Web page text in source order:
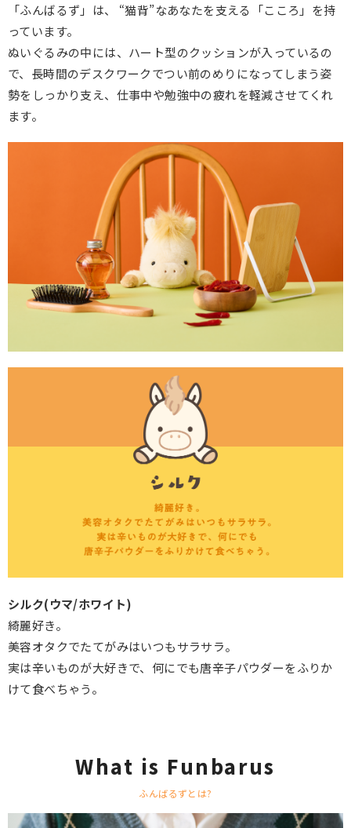
「ふんばるず」は、 “猫背”なあなたを支える「こころ」を持
っています。
ぬいぐるみの中には、ハート型のクッションが入っているの
で、長時間のデスクワークでつい前のめりになってしまう姿
勢をしっかり支え、仕事中や勉強中の疲れを軽減させてくれ
ます。
シルク(ウマ/ホワイト)
綺麗好き。
美容オタクでたてがみはいつもサラサラ。
実は辛いものが大好きで、何にでも唐辛子パウダーをふりか
けて食べちゃう。
What is Funbarus
ふんばるずとは?